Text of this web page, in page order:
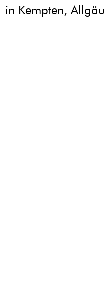
in Kempten, Allgäu